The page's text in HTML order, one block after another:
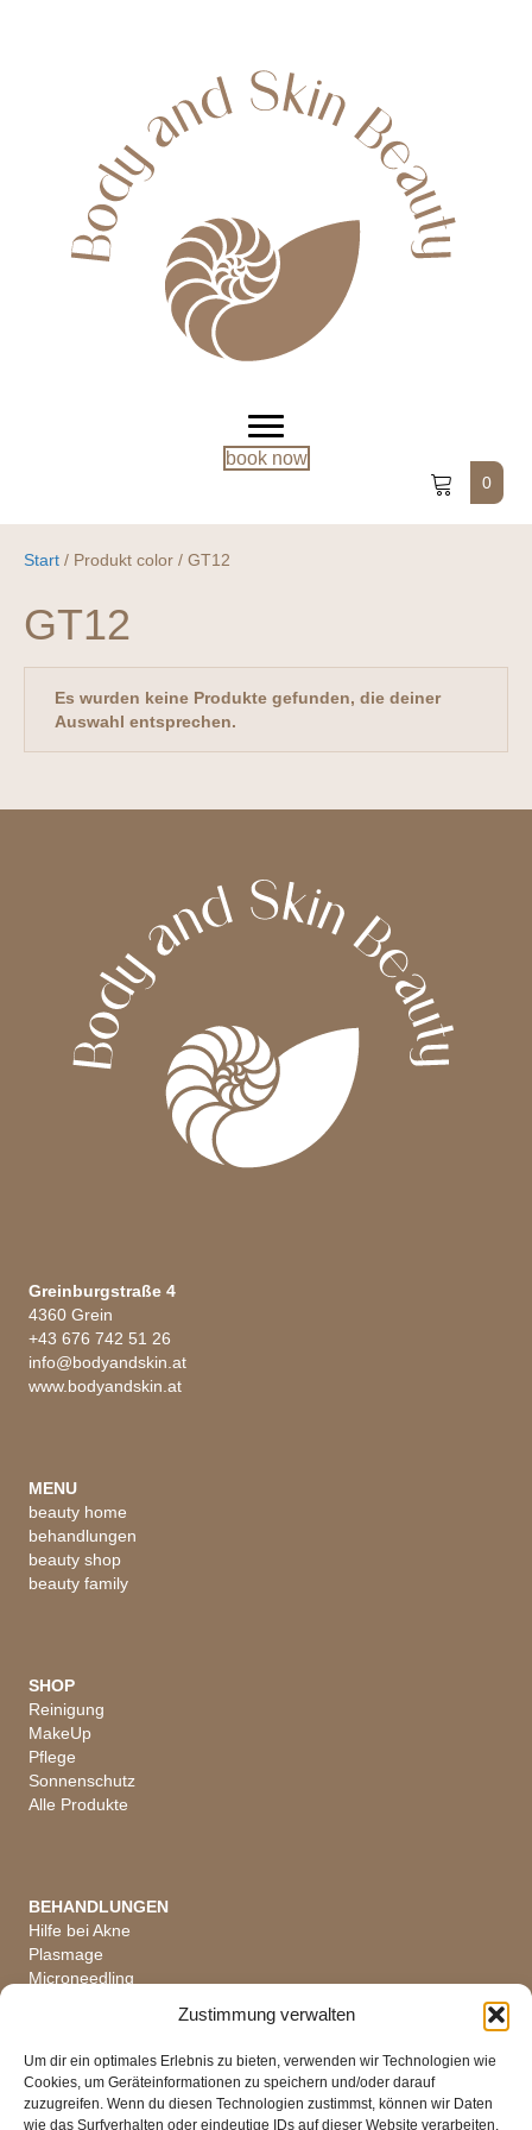
Zustimmung verwalten
Um dir ein optimales Erlebnis zu bieten, verwenden wir Technologien wie
Cookies, um Geräteinformationen zu speichern und/oder darauf
zuzugreifen. Wenn du diesen Technologien zustimmst, können wir Daten
wie das Surfverhalten oder eindeutige IDs auf dieser Website verarbeiten.
book now
0
Start / Produkt color / GT12
GT12
Es wurden keine Produkte gefunden, die deiner
Auswahl entsprechen.
Greinburgstraße 4
4360 Grein
+43 676 742 51 26
info@bodyandskin.at
www.bodyandskin.at
MENU
beauty home
behandlungen
beauty shop
beauty family
SHOP
Reinigung
MakeUp
Pflege
Sonnenschutz
Alle Produkte
BEHANDLUNGEN
Hilfe bei Akne
Plasmage
Microneedling